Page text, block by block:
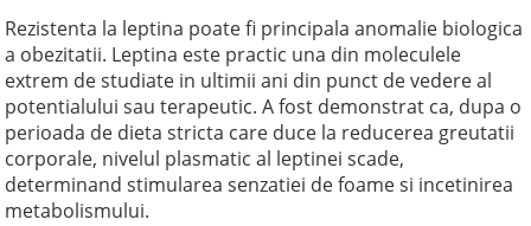
Rezistenta la leptina poate fi principala anomalie biologica
a obezitatii. Leptina este practic una din moleculele
extrem de studiate in ultimii ani din punct de vedere al
potentialului sau terapeutic. A fost demonstrat ca, dupa o
perioada de dieta stricta care duce la reducerea greutatii
corporale, nivelul plasmatic al leptinei scade,
determinand stimularea senzatiei de foame si incetinirea
metabolismului.